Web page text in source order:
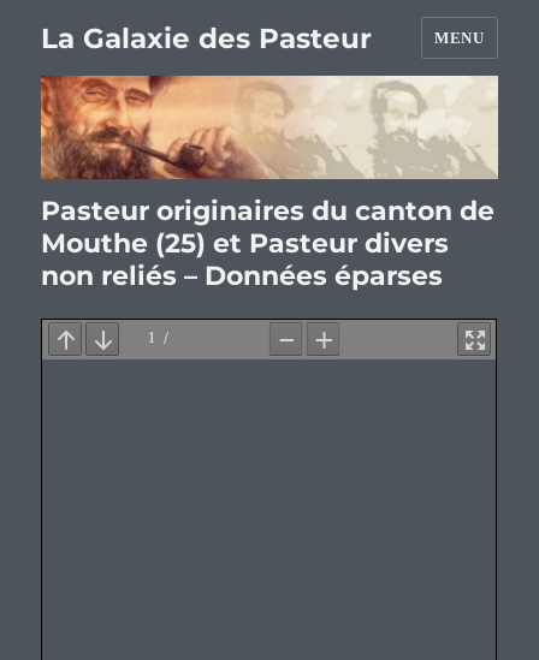
La Galaxie des Pasteur MENU
Pasteur originaires du canton de
Mouthe (25) et Pasteur divers
non reliés – Données éparses